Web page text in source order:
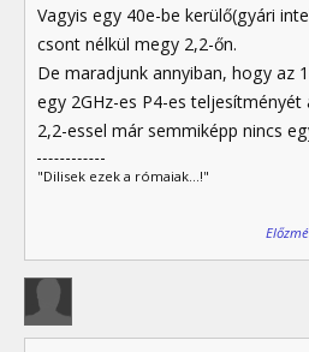
Vagyis egy 40e-be kerülő(gyári
csont nélkül megy 2,2-őn.
De maradjunk annyiban, hogy az
egy 2GHz-es P4-es
2,2-essel már semmiképp nincs
"Dilisek ezek a rómaiak...!"